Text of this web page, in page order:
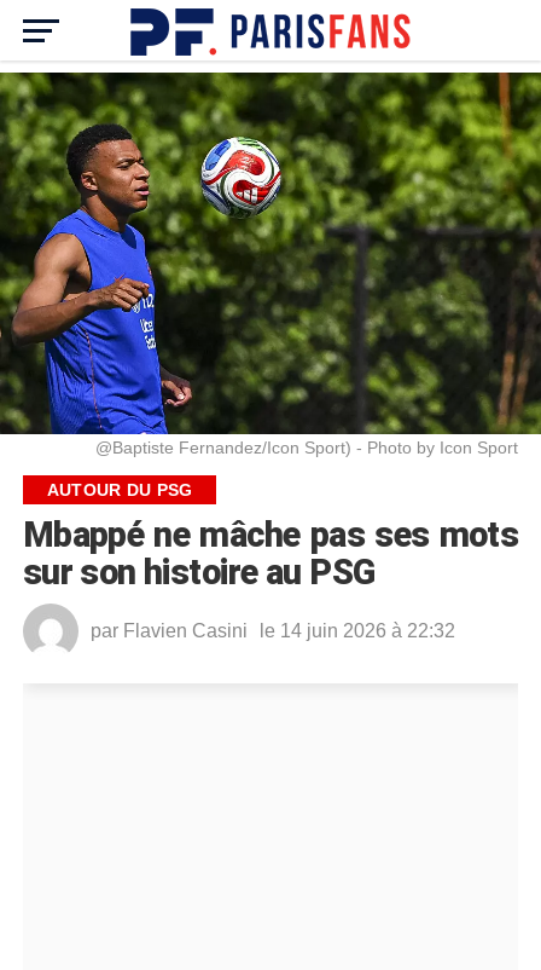
@Baptiste Fernandez/Icon Sport) - Photo by Icon Sport
AUTOUR DU PSG
Mbappé ne mâche pas ses mots
sur son histoire au PSG
par Flavien Casini le 14 juin 2026 à 22:32